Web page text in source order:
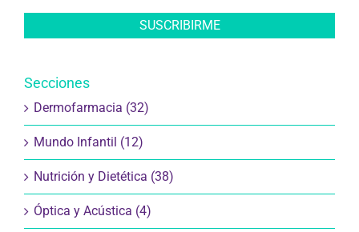
Secciones
Dermofarmacia (32)
Mundo Infantil (12)
Nutrición y Dietética (38)
Óptica y Acústica (4)